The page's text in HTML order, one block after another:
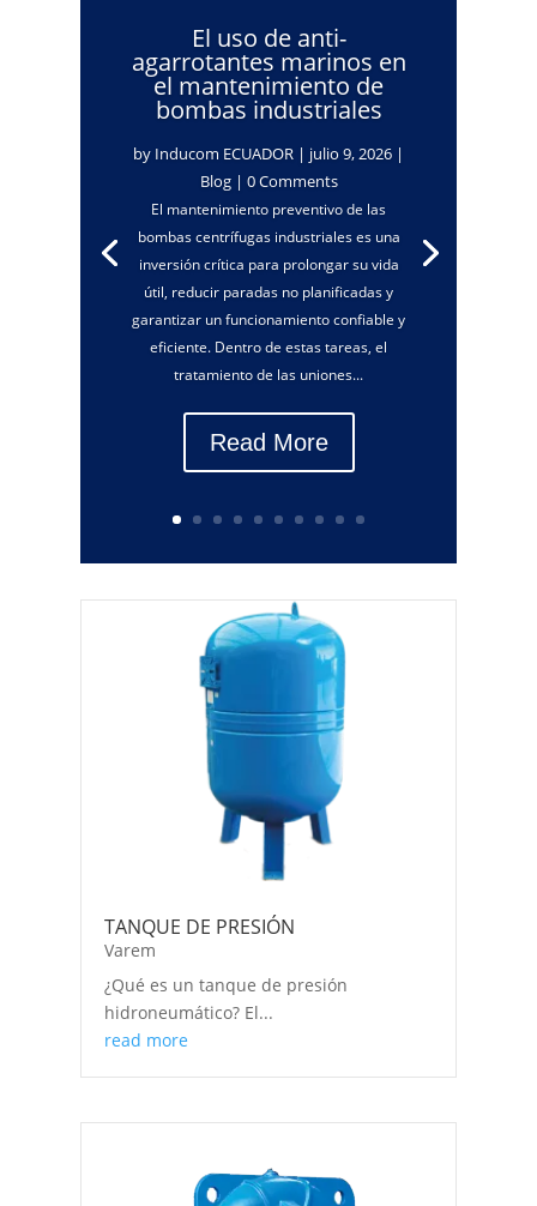
El uso de anti-
agarrotantes marinos en
el mantenimiento de
bombas industriales
by Inducom ECUADOR | julio 9, 2026 |
Blog| 0 Comments
El mantenimiento preventivo de las
bombas centrífugas industriales es una
inversión crítica para prolongar su vida
útil, reducir paradas no planificadas y
garantizar un funcionamiento confiable y
eficiente. Dentro de estas tareas, el
tratamiento de las uniones...
Read More
TANQUE DE PRESIÓN
Varem
¿Qué es un tanque de presión
hidroneumático? El...
read more